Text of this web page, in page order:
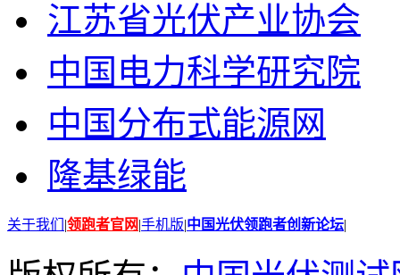
江苏省光伏产业协会
中国电力科学研究院
中国分布式能源网
隆基绿能
关于我们 |领跑者官网|手机版|中国光伏领跑者创新论坛|